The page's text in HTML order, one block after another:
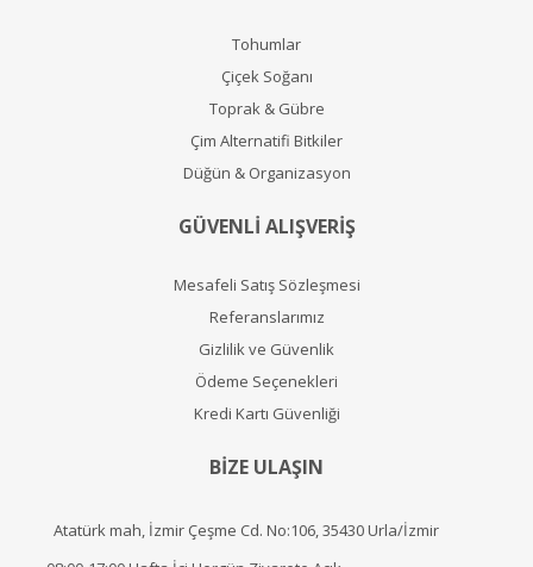
Tohumlar
Çiçek Soğanı
Toprak & Gübre
Çim Alternatifi Bitkiler
Düğün & Organizasyon
GÜVENLİ ALIŞVERİŞ
Mesafeli Satış Sözleşmesi
Referanslarımız
Gizlilik ve Güvenlik
Ödeme Seçenekleri
Kredi Kartı Güvenliği
BİZE ULAŞIN
Atatürk mah, İzmir Çeşme Cd. No:106, 35430 Urla/İzmir